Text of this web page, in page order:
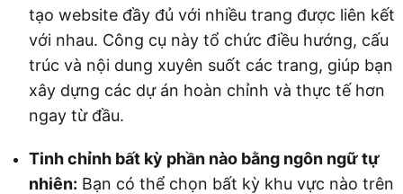
tạo website đầy đủ với nhiều trang được liên kết
với nhau. Công cụ này tổ chức điều hướng, cấu
trúc và nội dung xuyên suốt các trang, giúp bạn
xây dựng các dự án hoàn chỉnh và thực tế hơn
ngay từ đầu.
Tinh chỉnh bất kỳ phần nào bằng ngôn ngữ tự
nhiên: Bạn có thể chọn bất kỳ khu vực nào trên